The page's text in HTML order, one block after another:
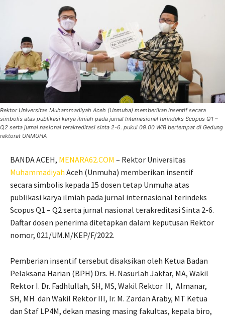
Rektor Universitas Muhammadiyah Aceh (Unmuha) memberikan insentif secara
simbolis atas publikasi karya ilmiah pada jurnal Internasional terindeks Scopus Q1 –
Q2 serta jurnal nasional terakreditasi sinta 2-6. pukul 09.00 WIB bertempat di Gedung
rektorat UNMUHA
BANDA ACEH, MENARA62.COM – Rektor Universitas
Muhammadiyah Aceh (Unmuha) memberikan insentif
secara simbolis kepada 15 dosen tetap Unmuha atas
publikasi karya ilmiah pada jurnal internasional terindeks
Scopus Q1 – Q2 serta jurnal nasional terakreditasi Sinta 2-6.
Daftar dosen penerima ditetapkan dalam keputusan Rektor
nomor, 021/UM.M/KEP/F/2022.
Pemberian insentif tersebut disaksikan oleh Ketua Badan
Pelaksana Harian (BPH) Drs. H. Nasurlah Jakfar, MA, Wakil
Rektor I. Dr. Fadhlullah, SH, MS, Wakil Rektor II, Almanar,
SH, MH dan Wakil Rektor III, Ir. M. Zardan Araby, MT Ketua
dan Staf LP4M, dekan masing masing fakultas, kepala biro,